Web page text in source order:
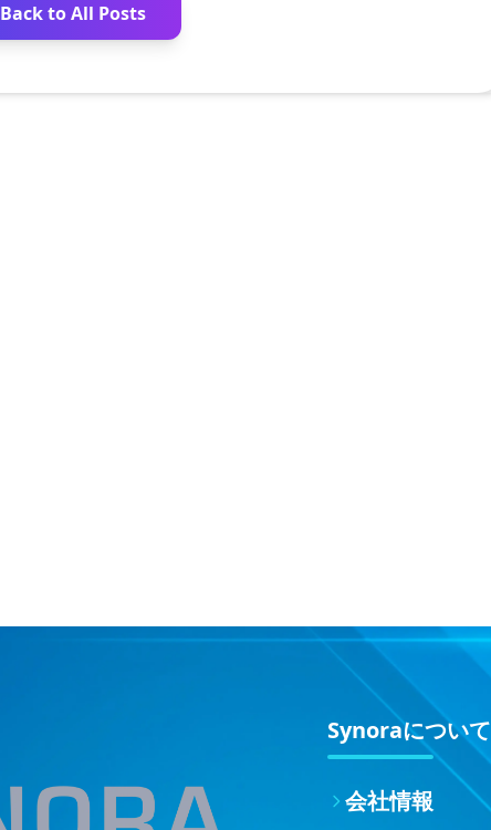
Back to All Posts
Synoraについて
会社情報